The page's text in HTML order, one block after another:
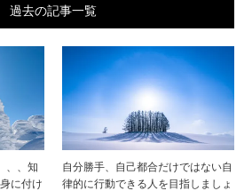
過去の記事一覧
、、知
に付け
自分勝手、自己都合だけではない自
律的に行動できる人を目指しましょ